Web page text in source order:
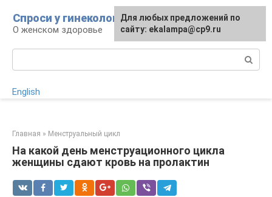
контенту
Спроси у гинеколога
О женском здоровье
English
Главная » Менструальный цикл
На какой день менструационного цикла
женщины сдают кровь на пролактин
Для любых предложений по
сайту: [email protected]
Для любых предложений по
сайту: ekalampa@cp9.ru